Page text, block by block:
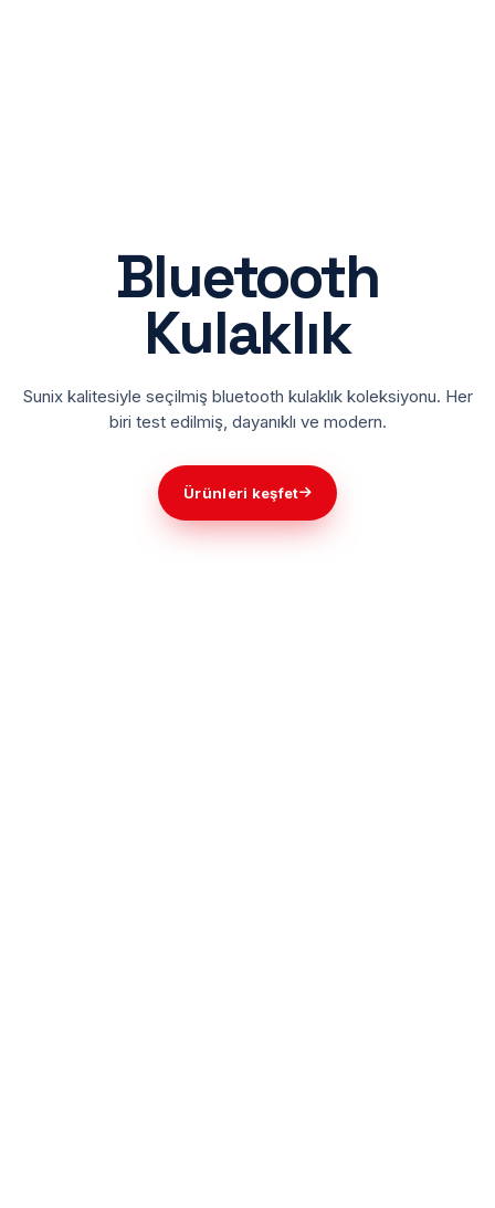
Bluetooth
Kulaklık
Sunix kalitesiyle seçilmiş bluetooth kulaklık koleksiyonu. Her
biri test edilmiş, dayanıklı ve modern.
Ürünleri keşfet